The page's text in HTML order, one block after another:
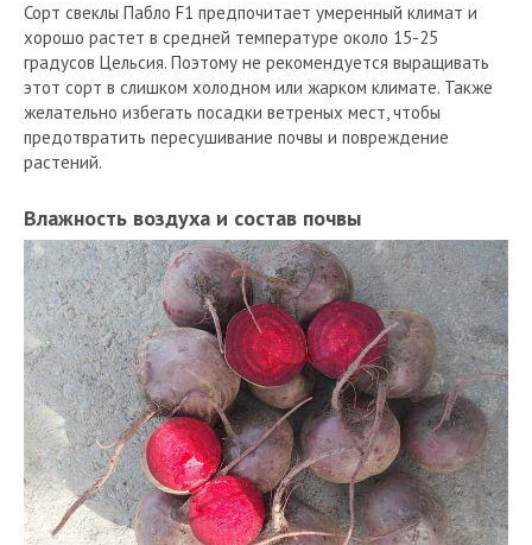
Сорт свеклы Пабло F1 предпочитает умеренный климат и
хорошо растет в средней температуре около 15-25
градусов Цельсия. Поэтому не рекомендуется выращивать
этот сорт в слишком холодном или жарком климате. Также
желательно избегать посадки ветреных мест, чтобы
предотвратить пересушивание почвы и повреждение
растений.
Влажность воздуха и состав почвы